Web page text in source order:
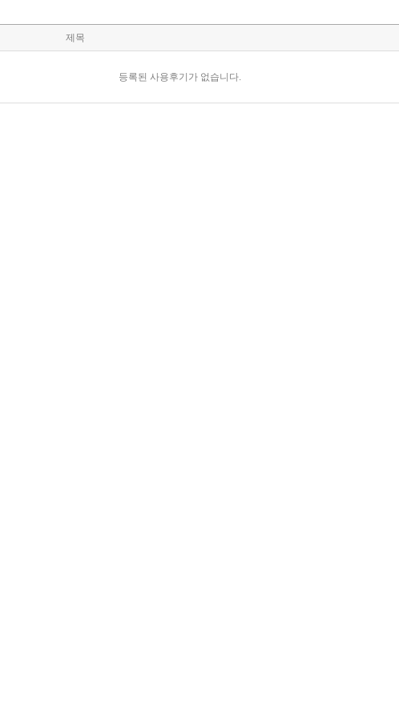
제목
등록된 사용후기가 없습니다.